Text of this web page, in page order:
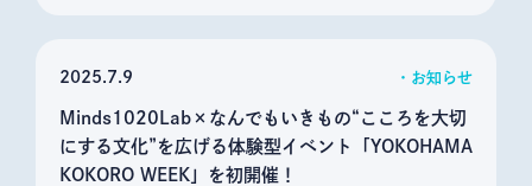
2025 7.9 お知らせ
Minds1020Lab×なんでもいきもの“こころを大切
にする文化”を広げる体験型イベント「YOKOHAMA
KOKORO WEEK」を初開催！